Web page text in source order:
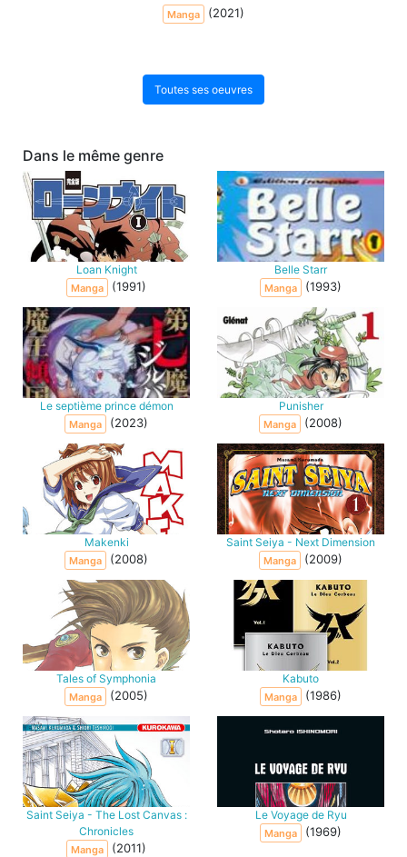
Manga (2021)
Toutes ses oeuvres
Dans le même genre
Loan Knight
Manga (1991)
Belle Starr
Manga (1993)
Le septième prince démon
Manga (2023)
Punisher
Manga (2008)
Makenki
Manga (2008)
Saint Seiya - Next Dimension
Manga (2009)
Tales of Symphonia
Manga (2005)
Kabuto
Manga (1986)
Saint Seiya - The Lost Canvas :
Chronicles
Manga (2011)
Le Voyage de Ryu
Manga (1969)